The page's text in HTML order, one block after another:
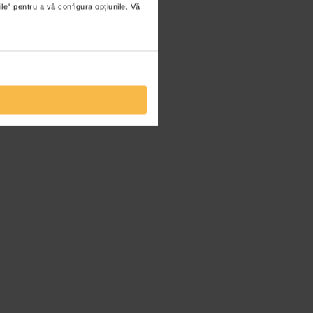
pentru a vă configura opțiunile. Vă